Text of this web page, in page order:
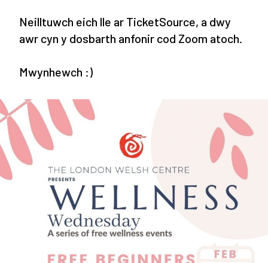
Neilltuwch eich lle ar TicketSource, a dwy
awr cyn y dosbarth anfonir cod Zoom atoch.
Mwynhewch :)